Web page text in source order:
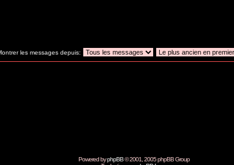
les messages depuis:
Powered byphpBB© 2001, 2005 phpBB Group